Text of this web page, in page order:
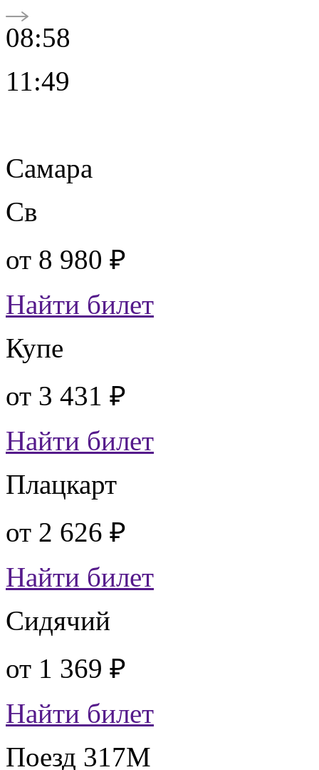
08:58
11:49
Самара
Св
от 8 980 ₽
Найти билет
Купе
от 3 431 ₽
Найти билет
Плацкарт
от 2 626 ₽
Найти билет
Сидячий
от 1 369 ₽
Найти билет
Поезд 317М